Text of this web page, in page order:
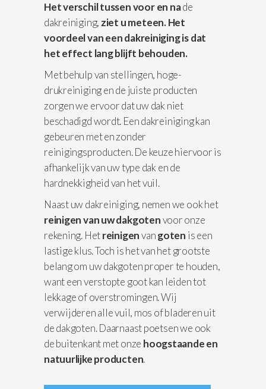
Het verschiltussen voor en nade
dakreiniging, ziet u meteen. Het
voordeel van een dakreiniging is dat
het effect lang blijft behouden.
Met behulp van stellingen, hoge-
drukreiniging en de juiste producten
zorgen we ervoor dat uw dak niet
beschadigd wordt. Een dakreiniging kan
gebeuren met en zonder
reinigingsproducten. De keuze hiervoor is
afhankelijk van uw type dak en de
hardnekkigheid van het vuil.
Naast uw dakreiniging, nemen we ook het
reinigen van uw dakgotenvoor onze
rekening. Hetreinigenvangoten is een
lastige klus. Toch is het van het grootste
belang om uw dakgoten proper te houden,
want een verstopte goot kan leiden tot
lekkage of overstromingen. Wij
verwijderen alle vuil, mos of bladeren uit
de dakgoten. Daarnaast poetsen we ook
de buitenkant met onze hoogstaande en
natuurlijke producten.